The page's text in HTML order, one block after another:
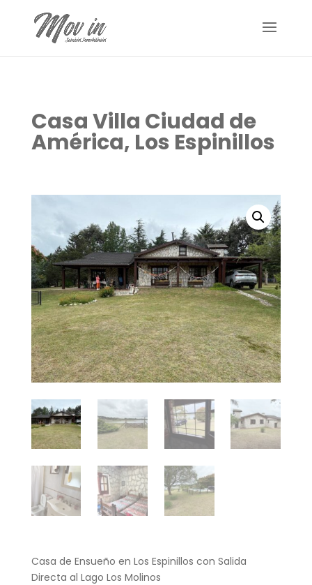
Casa Villa Ciudad de
América, Los Espinillos
Casa de Ensueño en Los Espinillos con Salida
Directa al Lago Los Molinos